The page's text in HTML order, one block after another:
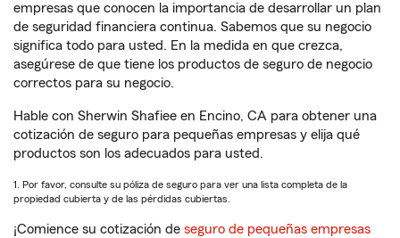
empresas que conocen la importancia de desarrollar un plan
de seguridad financiera continua. Sabemos que su negocio
significa todo para usted. En la medida en que crezca,
asegúrese de que tiene los productos de seguro de negocio
correctos para su negocio.
Hable con Sherwin Shafiee en Encino, CA para obtener una
cotización de seguro para pequeñas empresas y elija qué
productos son los adecuados para usted.
1. Por favor, consulte su póliza de seguro para ver una lista completa de la
propiedad cubierta y de las pérdidas cubiertas.
¡Comience su cotización de seguro de pequeñas empresas